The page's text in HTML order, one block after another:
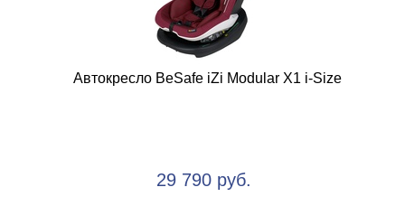
Автокресло BeSafe iZi Modular X1 i-Size
29 790 руб.